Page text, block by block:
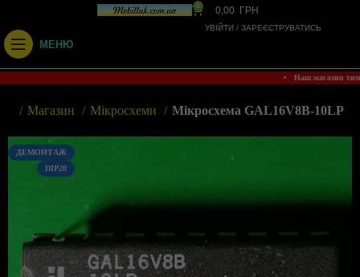
0 0,00 ГРН
УВІЙТИ / ЗАРЕЄСТРУВАТИСЬ
МЕНЮ
• Наш магазин
Магазин Мікросхеми Мікросхема GAL16V8B-10LP
ДЕМОНТАЖ
DIP20